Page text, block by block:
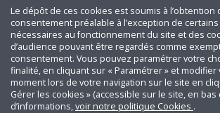
Le dépôt de ces cookies est soumis à l’obtention
consentement préalable à l’exception de
nécessaires au fonctionnement du site et des
d’audience pouvant être regardés comme
consentement. Vous pouvez paramétrer votre
finalité, en cliquant sur « Paramétrer » et
moment lors de votre navigation sur le site en
Gérer les cookies » (accessible sur le site, en bas
d’informations,voir notre politique Cookies .